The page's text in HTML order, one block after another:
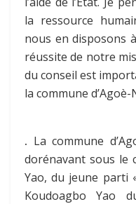
la ressource
nous en disposons
réussite de notre
du conseil est
la commune d’Agoè-
. La commune
dorénavant sous le
Yao, du jeune parti
Koudoagbo Yao